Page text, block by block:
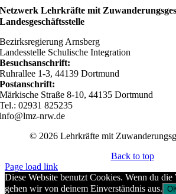
Netzwerk Lehrkräfte mit
Landesgeschäftsstelle
Bezirksregierung Arnsberg
Landesstelle Schulische Integration
Besuchsanschrift:
Ruhrallee 1-3, 44139 Dortmund
Postanschrift:
Märkische Straße 8-10, 44135 Dortmund
Tel.: 02931 825235
info@lmz-nrw.de
© 2026 Lehrkräfte mit
Back to top
Page load link
Diese Website benutzt Cookies. Wenn du die
gehen wir von deinem Einverständnis aus.